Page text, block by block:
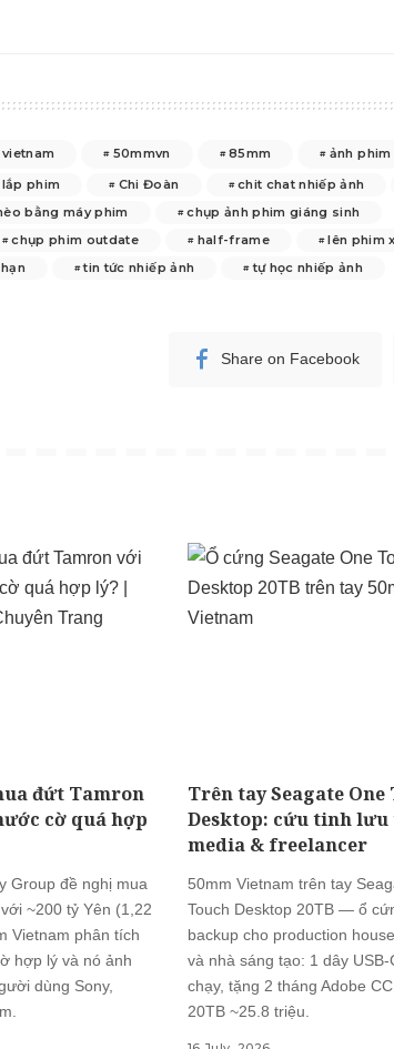
50mmvn 85mm ảnh phim
phim Chi Đoàn chit chat nhiếp ảnh
bằng máy phim
chụp ảnh phim giáng sinh
chụp phim outdate half-frame
lên phim
tin tức nhiếp ảnh tự học nhiếp ảnh
Share on Facebook
đứt Tamron
cờ quá hợp
Group đề nghị mua
~200 tỷ Yên (1,22
Vietnam phân tích
hợp lý và nó ảnh
dùng Sony,
Trên tay Seagate One
Desktop: cứu tinh
media & freelancer
50mm Vietnam trên tay
Touch Desktop 20TB — ổ
backup cho production
và nhà sáng tạo: 1 dây USB-
chạy, tặng 2 tháng Adobe
20TB ~25.8 triệu.